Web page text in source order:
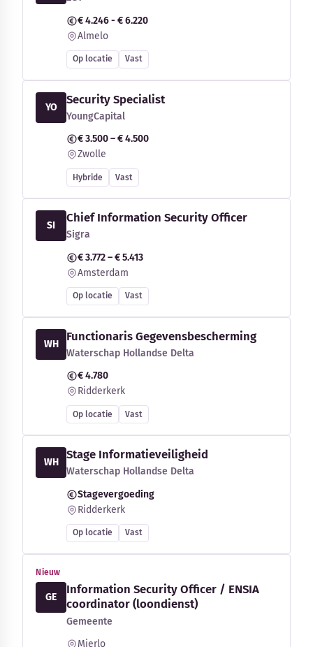
€ 4.246 - € 6.220
Almelo
Op locatie Vast
YO
Security Specialist
YoungCapital
€ 3.500 – € 4.500
Zwolle
Hybride Vast
SI
Chief Information Security Officer
Sigra
€ 3.772 – € 5.413
Amsterdam
Op locatie Vast
WH
Functionaris Gegevensbescherming
Waterschap Hollandse Delta
€ 4.780
Ridderkerk
Op locatie Vast
WH
Stage Informatieveiligheid
Waterschap Hollandse Delta
Stagevergoeding
Ridderkerk
Op locatie Vast
Nieuw
GE
Information Security Officer / ENSIA
coordinator (loondienst)
Gemeente
Mierlo